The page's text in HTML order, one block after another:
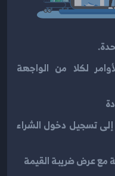
لكلا من الواجهة
إلى تسجيل دخول الشراء
مع عرض ضريبة القيمة